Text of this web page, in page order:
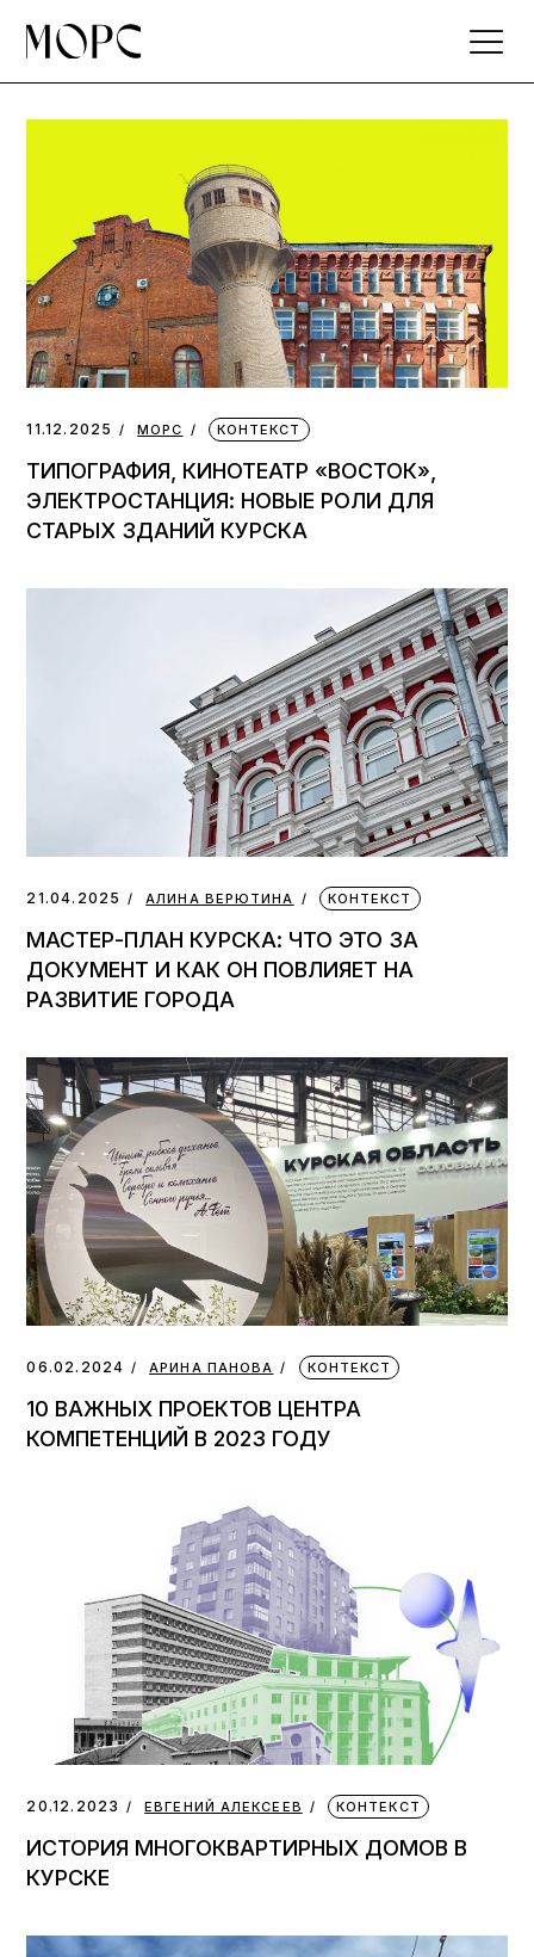
the
11.12.2025 МОРС КОНТЕКСТ
ТИПОГРАФИЯ, КИНОТЕАТР «ВОСТОК»,
ЭЛЕКТРОСТАНЦИЯ: НОВЫЕ РОЛИ ДЛЯ
СТАРЫХ ЗДАНИЙ КУРСКА
21.04.2025 АЛИНА ВЕРЮТИНА КОНТЕКСТ
МАСТЕР-ПЛАН КУРСКА: ЧТО ЭТО ЗА
ДОКУМЕНТ И КАК ОН ПОВЛИЯЕТ НА
РАЗВИТИЕ ГОРОДА
06.02.2024 АРИНА ПАНОВА КОНТЕКСТ
10 ВАЖНЫХ ПРОЕКТОВ ЦЕНТРА
КОМПЕТЕНЦИЙ В 2023 ГОДУ
20.12.2023 ЕВГЕНИЙ АЛЕКСЕЕВ КОНТЕКСТ
ИСТОРИЯ МНОГОКВАРТИРНЫХ ДОМОВ В
КУРСКЕ